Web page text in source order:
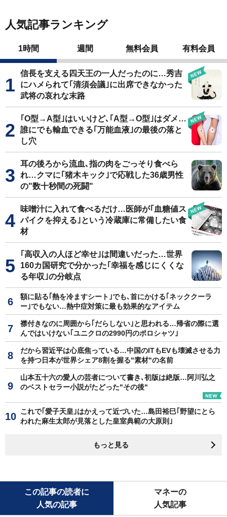
人気記事ランキング
1時間 週間 無料会員 有料会員
信長を支える四天王の一人だったのに…秀吉
にハメられて｢清須会議｣に出席できなかった
武将の哀れな末路
｢O型→A型｣はいいけど､｢A型→O型｣はダメ…
誰にでも輸血できる｢万能血液｣の最後の落と
し穴
耳の後ろから流血､指の肉をごっそり食べら
れ…クマに｢猪木キック｣で応戦した36歳男性
の"数十秒間の死闘"
味噌汁に入れて食べるだけ…医師が｢血糖値ス
パイクを抑える｣という冷蔵庫に常備したい食
材
｢高収入の人ほど幸せ｣は間違いだった…世界
160カ国研究で分かった｢幸福を感じにくくな
る年収｣の分岐点
額に貼る｢熱を冷ますシート｣でも､首にかける｢ネッククーラ
ー｣でもない…熱中症対策に最も効果的なアイテム
襟付きなのに周囲から｢だらしない｣と思われる…帰省の際に選
んではいけない｢ユニクロの2990円のポロシャツ｣
だから習近平は心底焦っている…中国のITもEVも壊滅させる力
を持つ日本が世界シェア8割を握る"素材"の名前
山本五十六の愛人の芸者について書き､初版は絶版…阿川弘之
のベストセラー小説がたどった"その後"
これで｢愛子天皇｣はかえって近づいた…島田裕巳｢野望にとら
われた麻生太郎が見落とした皇室典範の大原則｣
もっと見る
この記事の読者に
人気の記事
マネーの
人気記事